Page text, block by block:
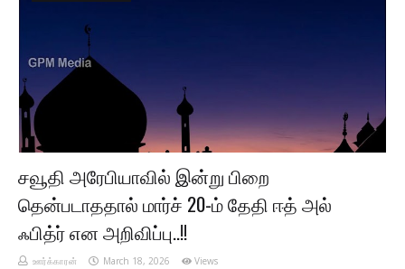
சவூதி அரேபியாவில் இன்று பிறை
தென்படாததால் மார்ச் 20-ம் தேதி ஈத் அல்
ஃபித்ர் என அறிவிப்பு..!!
ஊர்க்காரன் March 18, 2026 Views